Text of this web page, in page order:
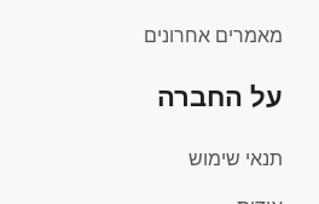
מאמרים אחרונים
על החברה
תנאי שימוש